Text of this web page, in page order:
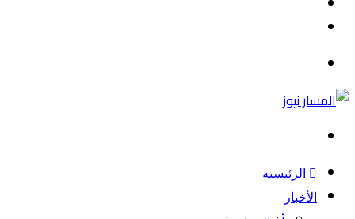
الرئيسية
الأخبار